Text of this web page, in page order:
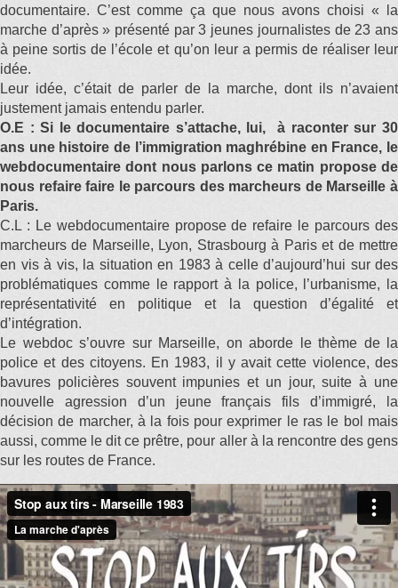
documentaire. C’est comme ça que nous avons choisi « la
marche d’après » présenté par 3 jeunes journalistes de 23 ans
à peine sortis de l’école et qu’on leur a permis de réaliser leur
idée.
Leur idée, c’était de parler de la marche, dont ils n’avaient
justement jamais entendu parler.
O.E : Si le documentaire s’attache, lui, à raconter sur 30
ans une histoire de l’immigration maghrébine en France, le
webdocumentaire dont nous parlons ce matin propose de
nous refaire faire le parcours des marcheurs de Marseille à
Paris.
C.L : Le webdocumentaire propose de refaire le parcours des
marcheurs de Marseille, Lyon, Strasbourg à Paris et de mettre
en vis à vis, la situation en 1983 à celle d’aujourd’hui sur des
problématiques comme le rapport à la police, l’urbanisme, la
représentativité en politique et la question d’égalité et
d’intégration.
Le webdoc s’ouvre sur Marseille, on aborde le thème de la
police et des citoyens. En 1983, il y avait cette violence, des
bavures policières souvent impunies et un jour, suite à une
nouvelle agression d’un jeune français fils d’immigré, la
décision de marcher, à la fois pour exprimer le ras le bol mais
aussi, comme le dit ce prêtre, pour aller à la rencontre des gens
sur les routes de France.